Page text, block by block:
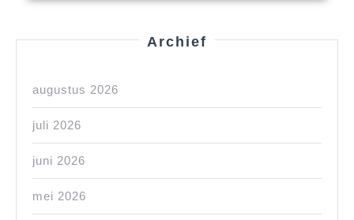
Archief
augustus 2026
juli 2026
juni 2026
mei 2026